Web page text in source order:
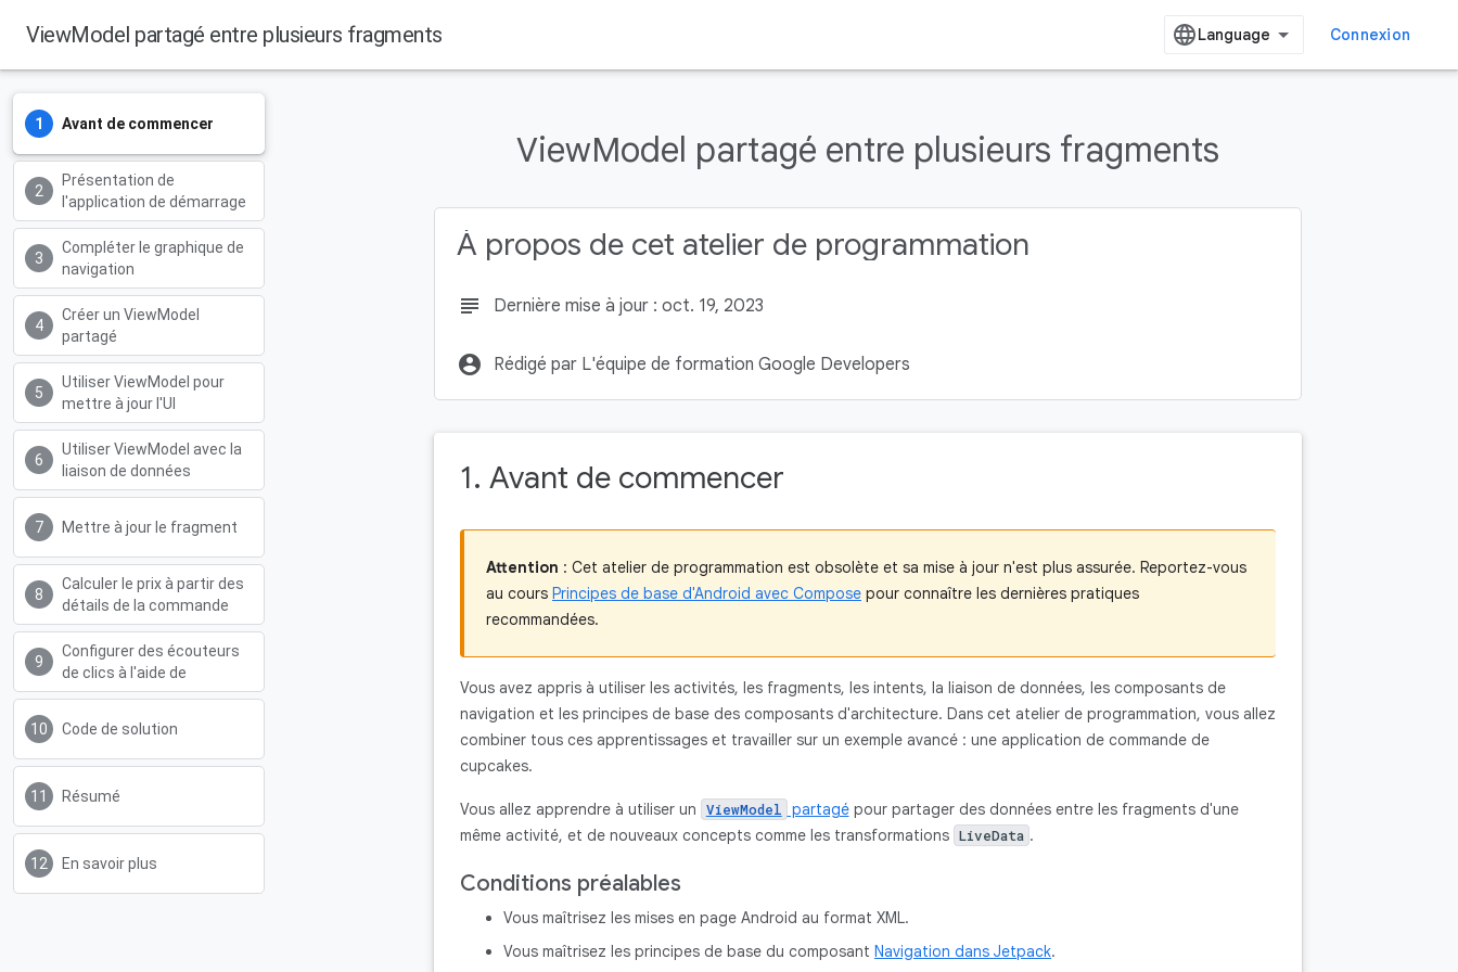
ViewModel partagé entre plusieurs fragments Connexion
Avant de commencer
Présentation de
l'application de démarrage
Compléter le graphique de
navigation
Créer un ViewModel
partagé
Utiliser ViewModel pour
mettre à jour l'UI
Utiliser ViewModel avec la
liaison de données
Mettre à jour le fragment
Calculer le prix à partir des
détails de la commande
Configurer des écouteurs
de clics à l'aide de
Code de solution
Résumé
En savoir plus
ViewModel partagé entre plusieurs fragments
À propos de cet atelier de programmation
subject Dernière mise à jour : oct. 19, 2023
account_circle Rédigé par L'équipe de formation Google Developers
1. Avant de commencer
Attention : Cet atelier de programmation est obsolète et sa mise à jour n'est plus assurée. Reportez-vous
au cours Principes de base d'Android avec Compose pour connaître les dernières pratiques
recommandées.
Vous avez appris à utiliser les activités, les fragments, les intents, la liaison de données, les composants de
navigation et les principes de base des composants d'architecture. Dans cet atelier de programmation, vous allez
combiner tous ces apprentissages et travailler sur un exemple avancé : une application de commande de
cupcakes.
Vous allez apprendre à utiliser un ViewModel partagépour partager des données entre les fragments d'une
même activité, et de nouveaux concepts comme les transformations LiveData .
Conditions préalables
Vous maîtrisez les mises en page Android au format XML.
Vous maîtrisez les principes de base du composant Navigation dans Jetpack.